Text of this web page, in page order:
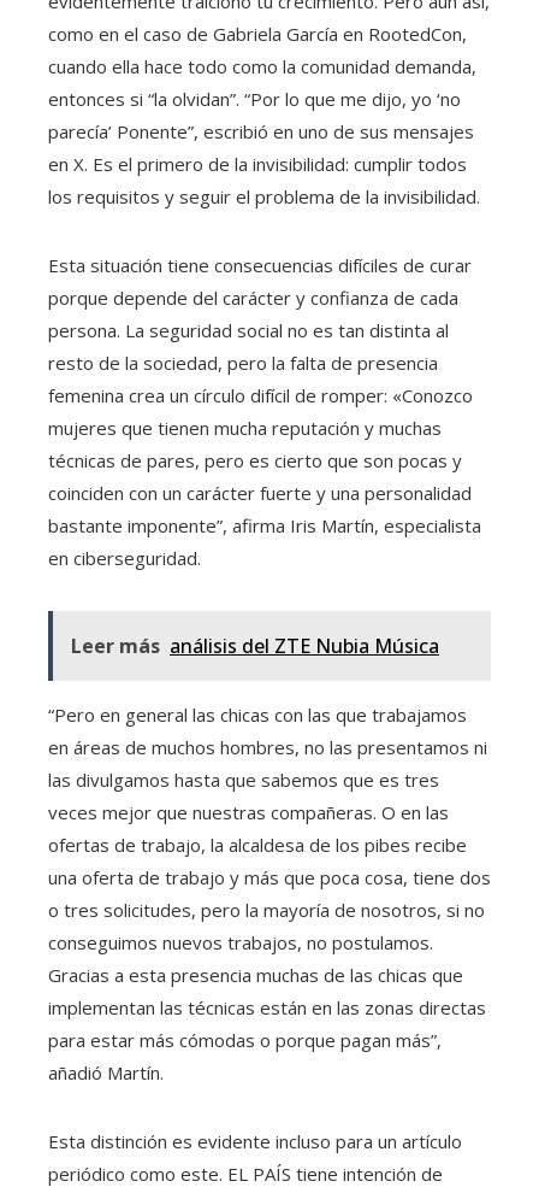
como en el caso de Gabriela García en RootedCon,
cuando ella hace todo como la comunidad demanda,
entonces si “la olvidan”. “Por lo que me dijo, yo ‘no
parecía’ Ponente”, escribió en uno de sus mensajes
en X. Es el primero de la invisibilidad: cumplir todos
los requisitos y seguir el problema de la invisibilidad.
Esta situación tiene consecuencias difíciles de curar
porque depende del carácter y confianza de cada
persona. La seguridad social no es tan distinta al
resto de la sociedad, pero la falta de presencia
femenina crea un círculo difícil de romper: «Conozco
mujeres que tienen mucha reputación y muchas
técnicas de pares, pero es cierto que son pocas y
coinciden con un carácter fuerte y una personalidad
bastante imponente”, afirma Iris Martín, especialista
en ciberseguridad.
Leer más análisis del ZTE Nubia Música
“Pero en general las chicas con las que trabajamos
en áreas de muchos hombres, no las presentamos ni
las divulgamos hasta que sabemos que es tres
veces mejor que nuestras compañeras. O en las
ofertas de trabajo, la alcaldesa de los pibes recibe
una oferta de trabajo y más que poca cosa, tiene dos
o tres solicitudes, pero la mayoría de nosotros, si no
conseguimos nuevos trabajos, no postulamos.
Gracias a esta presencia muchas de las chicas que
implementan las técnicas están en las zonas directas
para estar más cómodas o porque pagan más”,
añadió Martín.
Esta distinción es evidente incluso para un artículo
periódico como este. EL PAÍS tiene intención de